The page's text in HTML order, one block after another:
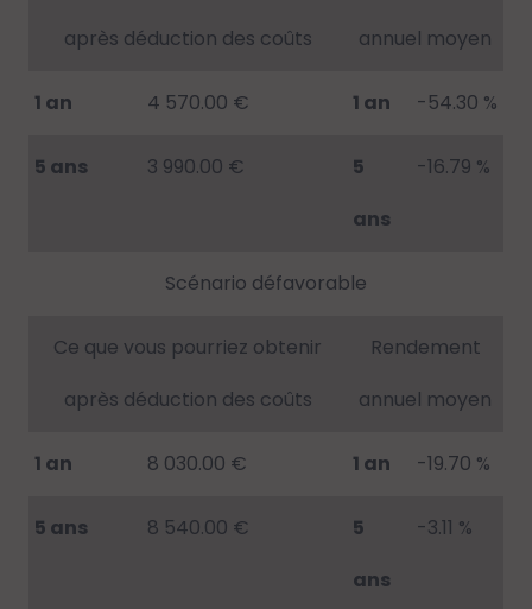
après déduction des coûts
annuel moyen
1 an 4 570.00 € 1 an -54.30 %
5 ans 3 990.00 €
5
ans
-16.79 %
Scénario défavorable
Ce que vous pourriez obtenir
après déduction des coûts
Rendement
annuel moyen
1 an 8 030.00 € 1 an -19.70 %
5 ans 8 540.00 €
5
ans
-3.11 %